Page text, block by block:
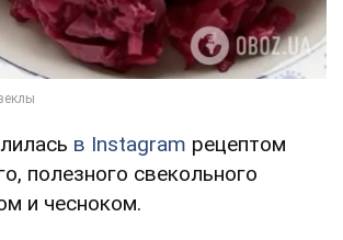
в Instagram рецептом
полезного свекольного
и чесноком.